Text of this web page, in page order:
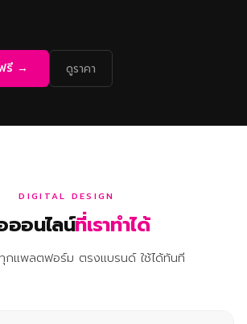
รี → ดูราคา
DIGITAL DESIGN
ออนไลน์ที่เราทำได้
กแพลตฟอร์ม ตรงแบรนด์ ใช้ได้ทันที